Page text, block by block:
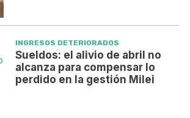
INGRESOS DETERIORADOS
Sueldos: el alivio de abril no
alcanza para compensar lo
perdido en la gestión Milei